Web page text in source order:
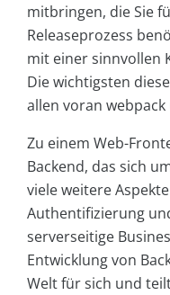
mitbringen, die Sie
Releaseprozess
mit einer sinnvollen
Die wichtigsten
allen voran webpack
Zu einem Web-
Backend, das sich
viele weitere
Authentifizierung
serverseitige
Entwicklung von
Welt für sich und